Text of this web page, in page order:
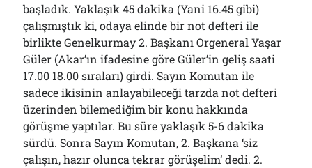
başladık. Yaklaşık 45 dakika (Yani 16.45 gibi)
çalışmıştık ki, odaya elinde bir not defteri ile
birlikte Genelkurmay 2. Başkanı Orgeneral Yaşar
Güler (Akar’ın ifadesine göre Güler’in geliş saati
17.00 18.00 sıraları) girdi. Sayın Komutan ile
sadece ikisinin anlayabileceği tarzda not defteri
üzerinden bilemediğim bir konu hakkında
görüşme yaptılar. Bu süre yaklaşık 5-6 dakika
sürdü. Sonra Sayın Komutan, 2. Başkana ‘siz
çalışın, hazır olunca tekrar görüşelim’ dedi. 2.